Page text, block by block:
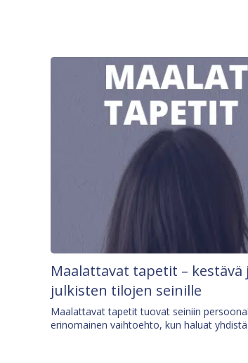
Maalattavat tapetit –
julkisten tilojen seinille
Maalattavat tapetit tuovat seiniin
erinomainen vaihtoehto, kun haluat